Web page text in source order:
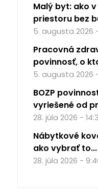
Malý byt: ako
priestoru bez
5. augusta 2026
Pracovná
povinnosť, o
5. augusta 2026 -
BOZP
vyriešené od
28. júla 2026 -
Nábytkové
ako vybrať to...
28. júla 2026 -